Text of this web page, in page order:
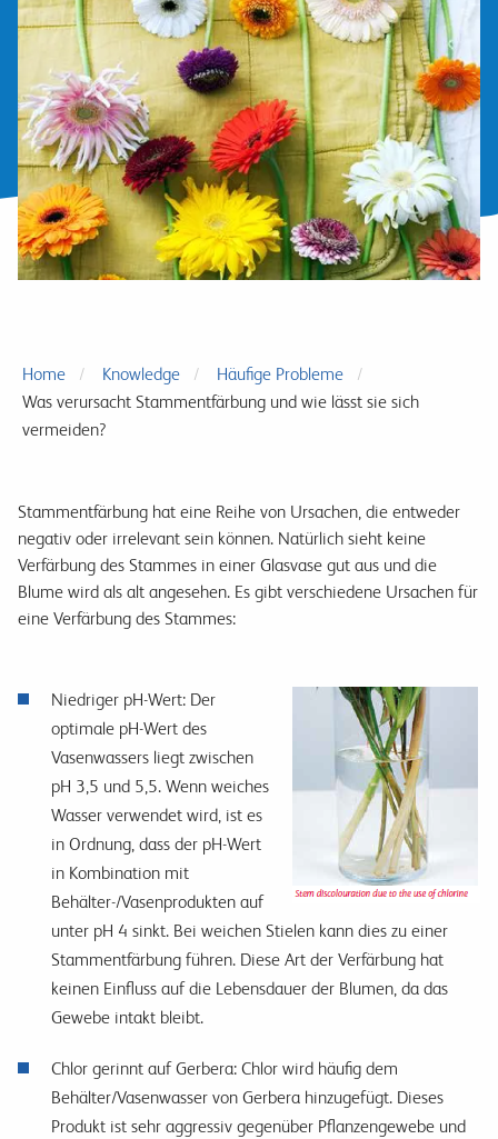
Home Knowledge
Häufige Probleme
Was verursacht Stammentfärbung und wie lässt sie sich
vermeiden?
Stammentfärbung hat eine Reihe von Ursachen, die entweder
negativ oder irrelevant sein können. Natürlich sieht keine
Verfärbung des Stammes in einer Glasvase gut aus und die
Blume wird als alt angesehen. Es gibt verschiedene Ursachen für
eine Verfärbung des Stammes:
Niedriger pH-Wert: Der
optimale pH-Wert des
Vasenwassers liegt zwischen
pH 3,5 und 5,5. Wenn weiches
Wasser verwendet wird, ist es
in Ordnung, dass der pH-Wert
in Kombination mit
Behälter-/Vasenprodukten auf
unter pH 4 sinkt. Bei weichen Stielen kann dies zu einer
Stammentfärbung führen. Diese Art der Verfärbung hat
keinen Einfluss auf die Lebensdauer der Blumen, da das
Gewebe intakt bleibt.
Chlor gerinnt auf Gerbera: Chlor wird häufig dem
Behälter/Vasenwasser von Gerbera hinzugefügt. Dieses
Produkt ist sehr aggressiv gegenüber Pflanzengewebe und